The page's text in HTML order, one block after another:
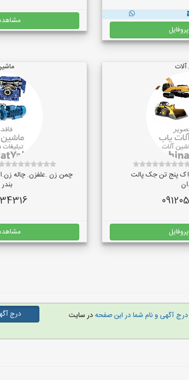
پنج تن جک پالت
چمن زن .علفزن. چاله
درج آگهی و نام شما در این صفحهدر سایت
درج